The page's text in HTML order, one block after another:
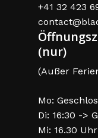
+41 32 423
(nur)
(Außer
Mo:
Di: 16:30 ->
Mi: 16.30